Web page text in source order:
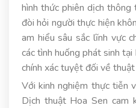
hình thức phiên dịch
đòi hỏi người thực hiện
am hiểu sâu sắc lĩnh vực
các tình huống phát sinh
chính xác tuyệt đối về
Với kinh nghiệm thực tiễn
Dịch thuật Hoa Sen cam